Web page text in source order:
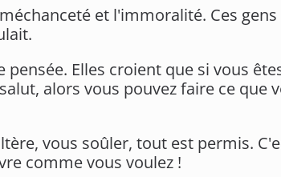
et l'immoralité. Ces gens
Elles croient que si vous
alors vous pouvez faire ce que
vous soûler, tout est permis.
comme vous voulez !